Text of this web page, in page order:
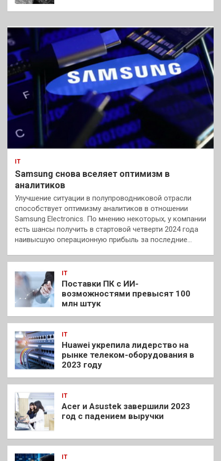
IT
Samsung снова вселяет оптимизм в
аналитиков
Улучшение ситуации в полупроводниковой отрасли
способствует оптимизму аналитиков в отношении
Samsung Electronics. По мнению некоторых, у компании
есть шансы получить в стартовой четверти 2024 года
наивысшую операционную прибыль за последние…
IT
Поставки ПК с ИИ-
возможностями превысят 100
млн штук
IT
Huawei укрепила лидерство на
рынке телеком-оборудования в
2023 году
IT
Acer и Asustek завершили 2023
год с падением выручки
IT